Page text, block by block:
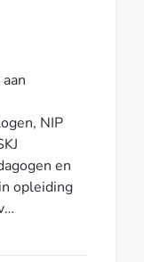
NIP
en
opleiding
Thema’s